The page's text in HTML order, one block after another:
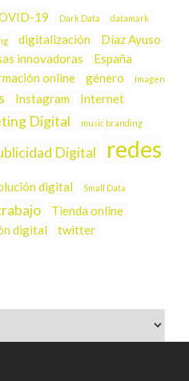
19 Dark Data datamark
digitalización
Díaz Ayuso
innovadoras
España
online género
Imagen
Instagram Internet
Digital music branding
Digital
redes
digital Small Data
Tienda online
digital
twitter